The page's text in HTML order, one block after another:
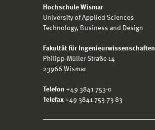
Hochschule Wismar
University of Applied Sciences
Technology, Business and Design
Fakultät für Ingenieurwissenschaften
Philipp-Müller-Straße 14
23966 Wismar
Telefon +49 3841 753-0
Telefax +49 3841 753-73 83